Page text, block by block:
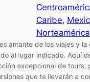
Caribe,
Norteamérica
amante de los viajes y la
al lugar indicado. Aquí
excepcional de tours,
que te llevarán a